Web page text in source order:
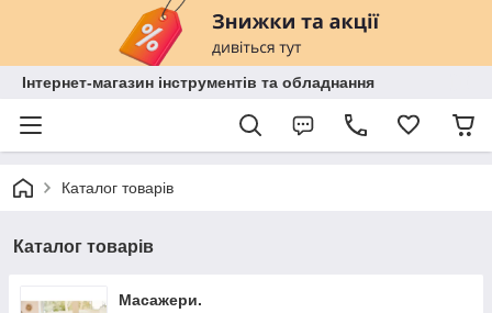
Інтернет-магазин інструментів та обладнання
Каталог товарів
Каталог товарів
Масажери.